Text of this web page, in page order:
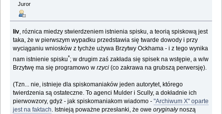
Juror
liv, róznica miedzy stwierdzeniem istnienia spisku, a teorią spiskową jest
taka, że w pierwszym wypadku przedstawia się twarde dowody i przy
wyciąganiu wniosków z tychże używa Brzytwy Ockhama - i z tego wynika
nam istnienie spisku*; w drugim zaś zakłada się spisek na wstępie, a w/w
Brzytwę ma się programowo wrzyci (co zakrawa na grubszą perwersję).
(Tzn... nie, istnieje dla spiskomaniaków jeden autorytet, którego
twierdzenia są ostateczne. To agenci Mulder i Scully, a dokładnie ich
pierwowzory, gdyż - jak spiskomaniakom wiadomo -"Archiwum X" oparte
jest na faktach. Istnieją poważne przesłanki, że oweoryginałynoszą